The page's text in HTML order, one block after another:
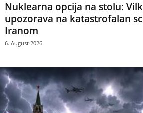
Nuklearna opcija na stolu:
upozorava na katastrofalan
Iranom
6. August 2026.